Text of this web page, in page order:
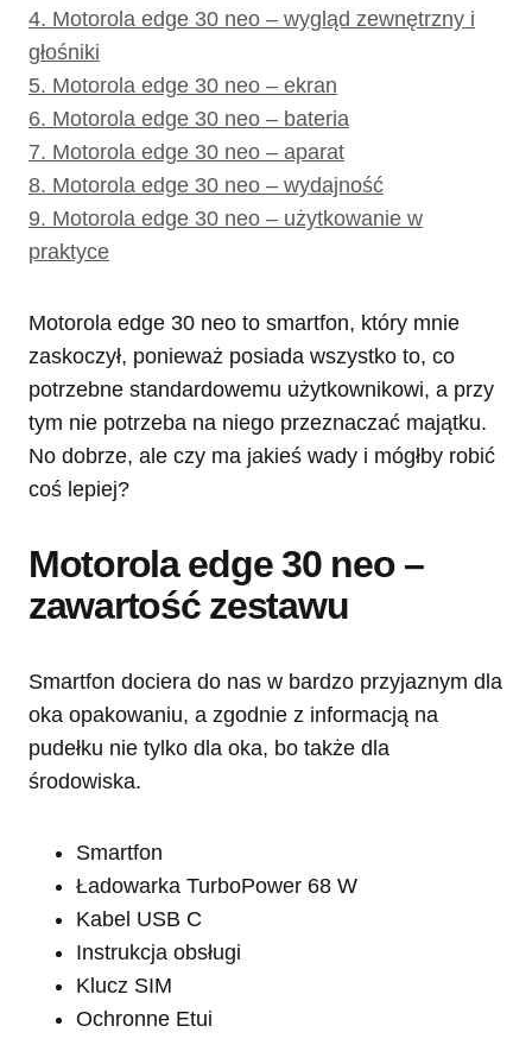
4. Motorola edge 30 neo – wygląd zewnętrzny i
głośniki
5. Motorola edge 30 neo – ekran
6. Motorola edge 30 neo – bateria
7. Motorola edge 30 neo – aparat
8. Motorola edge 30 neo – wydajność
9. Motorola edge 30 neo – użytkowanie w
praktyce
Motorola edge 30 neo to smartfon, który mnie
zaskoczył, ponieważ posiada wszystko to, co
potrzebne standardowemu użytkownikowi, a przy
tym nie potrzeba na niego przeznaczać majątku.
No dobrze, ale czy ma jakieś wady i mógłby robić
coś lepiej?
Motorola edge 30 neo –
zawartość zestawu
Smartfon dociera do nas w bardzo przyjaznym dla
oka opakowaniu, a zgodnie z informacją na
pudełku nie tylko dla oka, bo także dla
środowiska.
Smartfon
Ładowarka TurboPower 68 W
Kabel USB C
Instrukcja obsługi
Klucz SIM
Ochronne Etui